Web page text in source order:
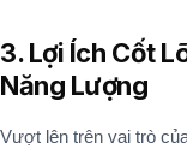
3. Lợi Ích Cốt
Năng Lượng
Vượt lên trên vai trò